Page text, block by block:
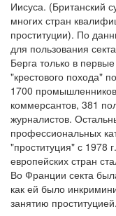
Иисуса. (Британский
многих стран
проституции). По
для пользования
Берга только в
"крестового похода"
1700
коммерсантов, 381
журналистов.
профессиональных
"проституция" с
европейских стран
Во Франции секта
как ей было
занятию проституцией.